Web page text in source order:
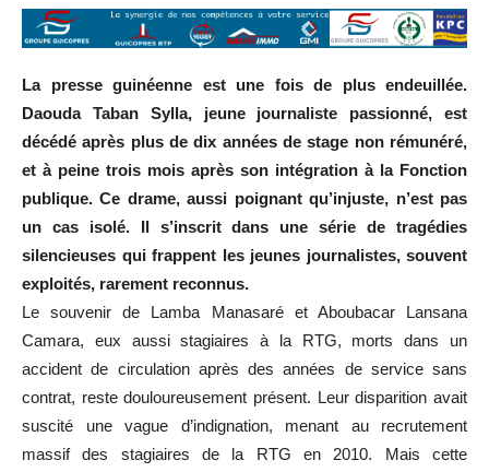
La presse guinéenne est une fois de plus endeuillée.
Daouda Taban Sylla, jeune journaliste passionné, est
décédé après plus de dix années de stage non rémunéré,
et à peine trois mois après son intégration à la Fonction
publique. Ce drame, aussi poignant qu’injuste, n’est pas
un cas isolé. Il s’inscrit dans une série de tragédies
silencieuses qui frappent les jeunes journalistes, souvent
exploités, rarement reconnus.
Le souvenir de Lamba Manasaré et Aboubacar Lansana
Camara, eux aussi stagiaires à la RTG, morts dans un
accident de circulation après des années de service sans
contrat, reste douloureusement présent. Leur disparition avait
suscité une vague d’indignation, menant au recrutement
massif des stagiaires de la RTG en 2010. Mais cette